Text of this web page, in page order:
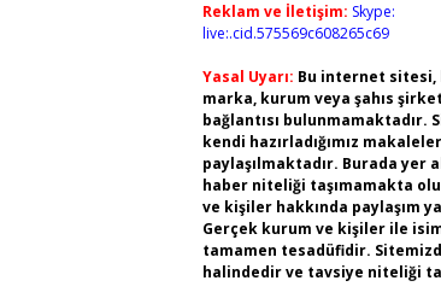
Reklam ve İletişim: Skype:
live:.cid.575569c608265c69
Yasal Uyarı: Bu internet sitesi,
marka, kurum veya şahıs
bağlantısı bulunmamaktadır.
kendi hazırladığımız makaleler
paylaşılmaktadır. Burada yer
haber niteliği taşımamakta
ve kişiler hakkında paylaşım
Gerçek kurum ve kişiler ile
tamamen tesadüfidir.
halindedir ve tavsiye niteliği